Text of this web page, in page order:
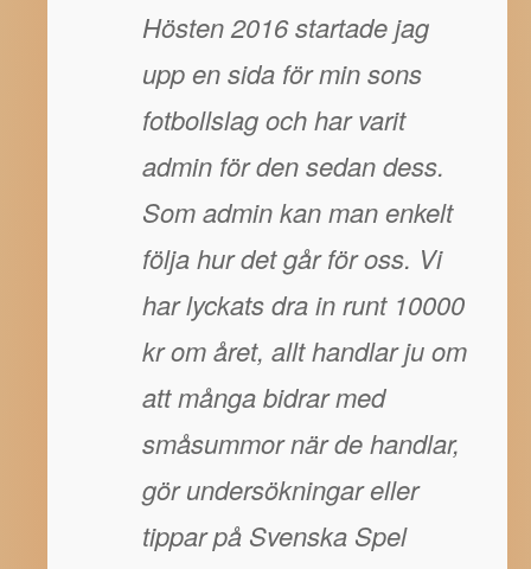
Hösten 2016 startade jag
upp en sida för min sons
fotbollslag och har varit
admin för den sedan dess.
Som admin kan man enkelt
följa hur det går för oss. Vi
har lyckats dra in runt 10000
kr om året, allt handlar ju om
att många bidrar med
småsummor när de handlar,
gör undersökningar eller
tippar på Svenska Spel